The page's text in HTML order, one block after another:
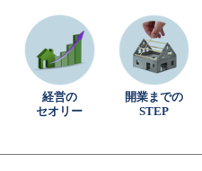
売る [MISAWA RELAY]
住まいの売却
土地活用の基礎から長期安定経
営に役立つ多彩な情報を幅広くお
ホームラウンジ 土地活用・賃貸
これからリフ
実例動画や基礎知識、収納の工
ォームの具体策とアイデアを豊
すべてのフィールドに新しい価値
ミサワホームオーナーさま・リ
ホームを結ぶコミュニケーショ
環境活動
採用情報
経営の
セオリー
開業までの
STEP